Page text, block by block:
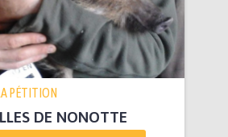
PÉTITION
DE NONOTTE